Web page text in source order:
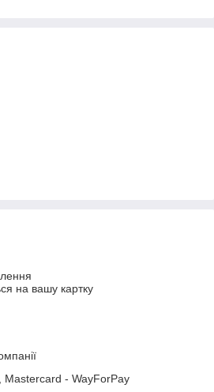
на вашу картку
- WayForPay